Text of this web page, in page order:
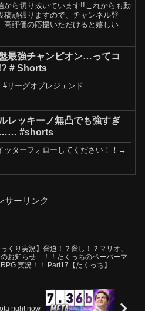
から切り抜いています!!これからも動
稿頑張りますので、チャンネル登
高評価の応援いただけると嬉しいで
最強チャンピオン…ってコ
!? # Shorts
#リーグオブレジェンド
レッキーノ無凸でも強すぎ
#shorts
ッターフォローしてください！！→
サーリンク
っくり実況】脅迫！？脅し！？マリオ、
お知らせ…！！たくっちのペーパーマ
実況！！ Part17【たくっち】
right now